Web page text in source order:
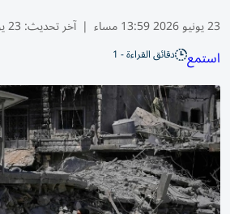
23 يونيو 2026 13:59 مساء | آخر تحديث: 23 يونيو 14:26 2026
استمع دقائق القراءة - 1